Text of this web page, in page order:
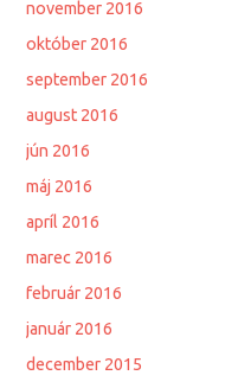
november 2016
október 2016
september 2016
august 2016
jún 2016
máj 2016
apríl 2016
marec 2016
február 2016
január 2016
december 2015